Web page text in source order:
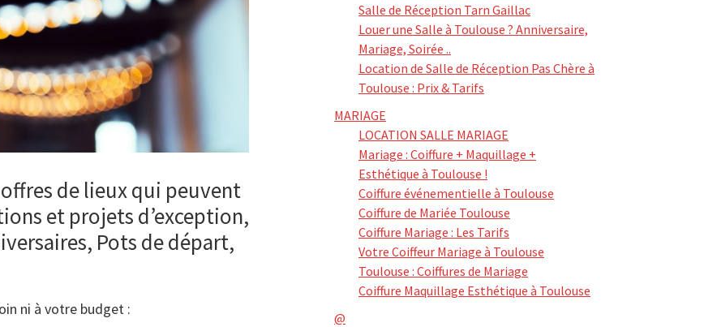
de lieux qui peuvent
et projets d’exception,
Pots de départ,
ni à votre budget :
Salle de Réception Tarn Gaillac
Louer une Salle à Toulouse ? Anniversaire,
Mariage, Soirée ..
Location de Salle de Réception Pas Chère à
Toulouse : Prix & Tarifs
MARIAGE
LOCATION SALLE MARIAGE
Mariage : Coiffure + Maquillage +
Esthétique à Toulouse !
Coiffure événementielle à Toulouse
Coiffure de Mariée Toulouse
Coiffure Mariage : Les Tarifs
Votre Coiffeur Mariage à Toulouse
Toulouse : Coiffures de Mariage
Coiffure Maquillage Esthétique à Toulouse
@